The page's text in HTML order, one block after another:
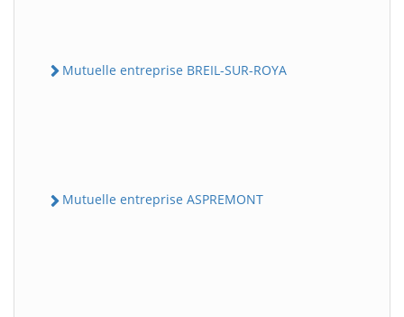
Mutuelle entreprise BREIL-SUR-ROYA
Mutuelle entreprise ASPREMONT